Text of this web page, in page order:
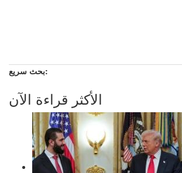
بحث سريع:
الأكثر قراءة الآن